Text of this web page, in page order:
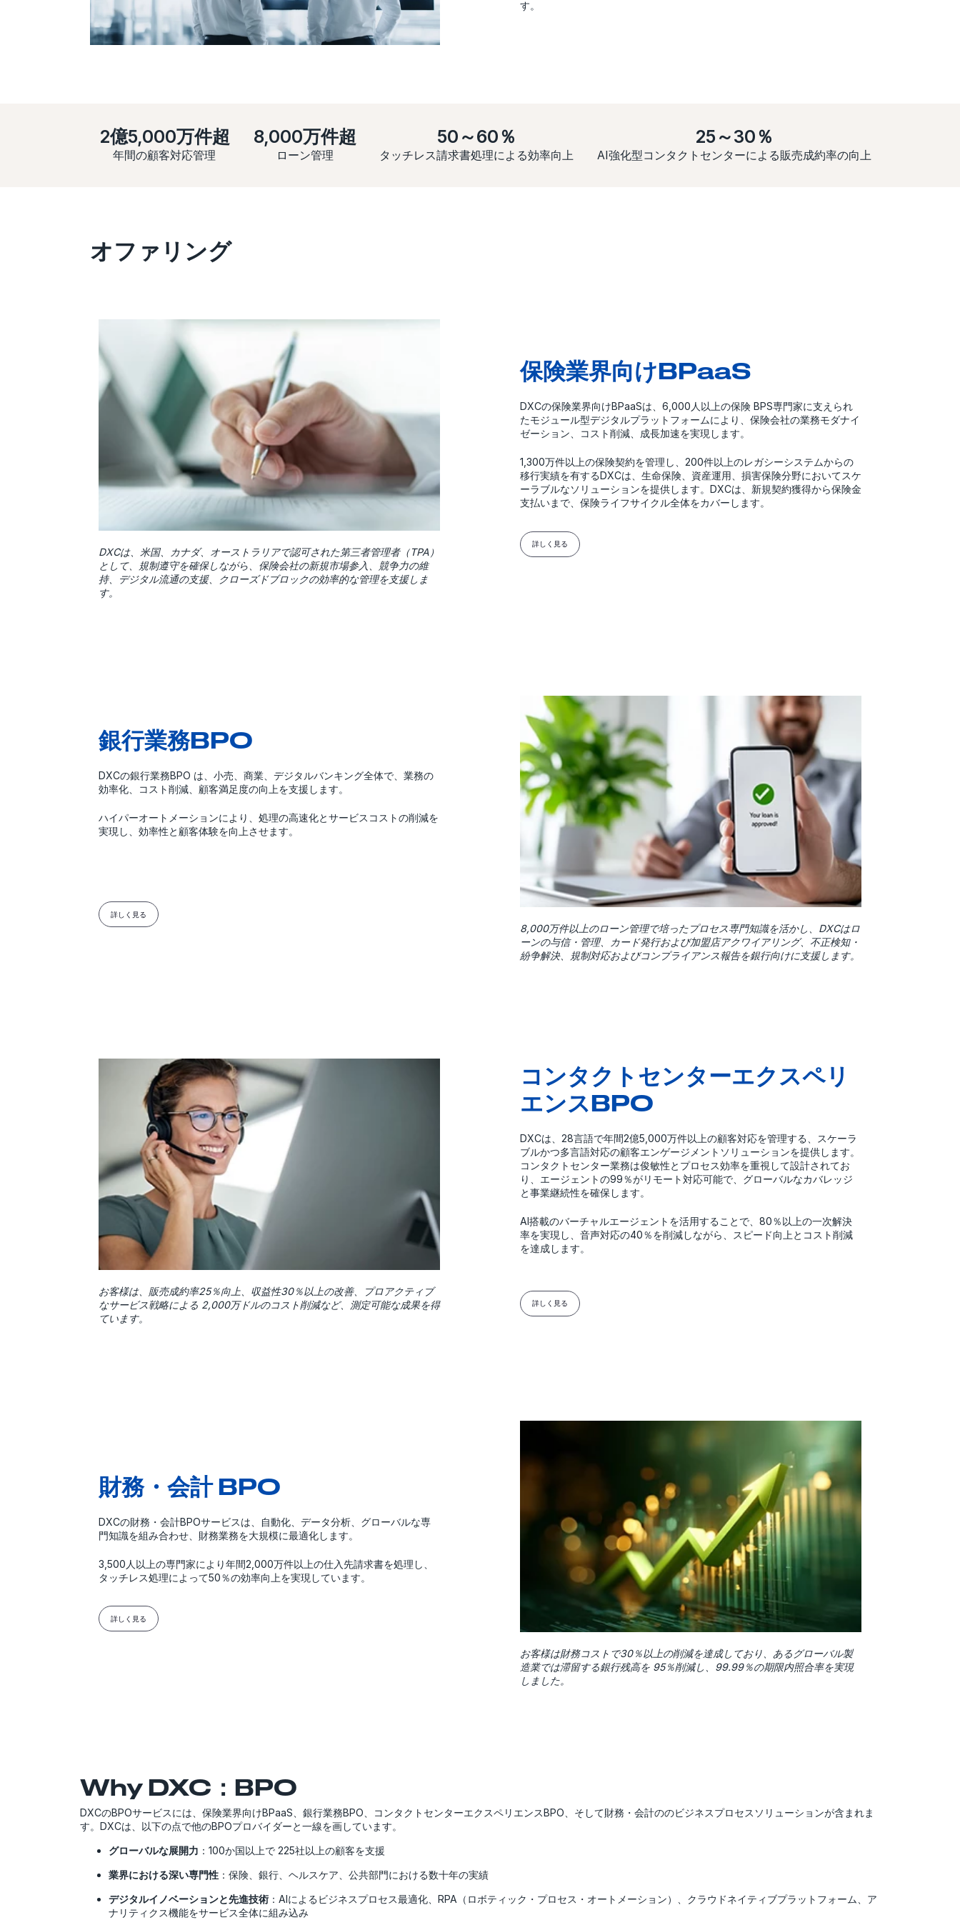
す。
2億5,000万件超
年間の顧客対応管理
8,000万件超
ローン管理
50～60％
タッチレス請求書処理による効率向上
25～30％
AI強化型コンタクトセンターによる販売成約率の向上
オファリング
DXCは、米国、カナダ、オーストラリアで認可された第三者管理者（TPA）
として、規制遵守を確保しながら、保険会社の新規市場参入、競争力の維
持、デジタル流通の支援、クローズドブロックの効率的な管理を支援しま
す。
保険業界向けBPaaS
DXCの保険業界向けBPaaSは、6,000人以上の保険 BPS専門家に支えられ
たモジュール型デジタルプラットフォームにより、保険会社の業務モダナイ
ゼーション、コスト削減、成長加速を実現します。
1,300万件以上の保険契約を管理し、200件以上のレガシーシステムからの
移行実績を有するDXCは、生命保険、資産運用、損害保険分野においてスケ
ーラブルなソリューションを提供します。DXCは、新規契約獲得から保険金
支払いまで、保険ライフサイクル全体をカバーします。
詳しく見る
8,000万件以上のローン管理で培ったプロセス専門知識を活かし、DXCはロ
ーンの与信・管理、カード発行および加盟店アクワイアリング、不正検知・
紛争解決、規制対応およびコンプライアンス報告を銀行向けに支援します。
銀行業務BPO
DXCの銀行業務BPO は、小売、商業、デジタルバンキング全体で、業務の
効率化、コスト削減、顧客満足度の向上を支援します。
ハイパーオートメーションにより、処理の高速化とサービスコストの削減を
実現し、効率性と顧客体験を向上させます。
詳しく見る
お客様は、販売成約率25％向上、収益性30％以上の改善、プロアクティブ
なサービス戦略による 2,000万ドルのコスト削減など、測定可能な成果を得
ています。
コンタクトセンターエクスペリ
エンスBPO
DXCは、28言語で年間2億5,000万件以上の顧客対応を管理する、スケーラ
ブルかつ多言語対応の顧客エンゲージメントソリューションを提供します。
コンタクトセンター業務は俊敏性とプロセス効率を重視して設計されてお
り、エージェントの99％がリモート対応可能で、グローバルなカバレッジ
と事業継続性を確保します。
AI搭載のバーチャルエージェントを活用することで、80％以上の一次解決
率を実現し、音声対応の40％を削減しながら、スピード向上とコスト削減
を達成します。
詳しく見る
お客様は財務コストで30％以上の削減を達成しており、あるグローバル製
造業では滞留する銀行残高を 95％削減し、99.99％の期限内照合率を実現
しました。
財務・会計 BPO
DXCの財務・会計BPOサービスは、自動化、データ分析、グローバルな専
門知識を組み合わせ、財務業務を大規模に最適化します。
3,500人以上の専門家により年間2,000万件以上の仕入先請求書を処理し、
タッチレス処理によって50％の効率向上を実現しています。
詳しく見る
Why DXC：BPO
DXCのBPOサービスには、保険業界向けBPaaS、銀行業務BPO、コンタクトセンターエクスペリエンスBPO、そして財務・会計ののビジネスプロセスソリューションが含まれま
す。DXCは、以下の点で他のBPOプロバイダーと一線を画しています。
グローバルな展開力 ：100か国以上で 225社以上の顧客を支援
業界における深い専門性：保険、銀行、ヘルスケア、公共部門における数十年の実績
デジタルイノベーションと先進技術：AIによるビジネスプロセス最適化、RPA（ロボティック・プロセス・オートメーション）、クラウドネイティブプラットフォーム、ア
ナリティクス機能をサービス全体に組み込み